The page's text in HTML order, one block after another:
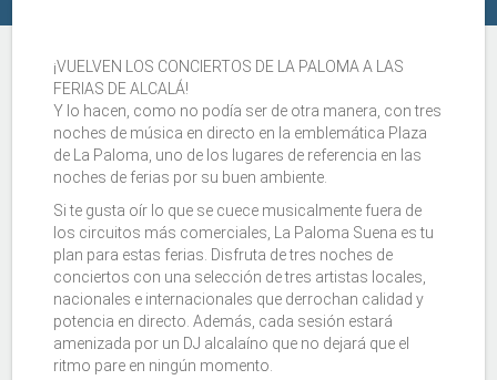
¡VUELVEN LOS CONCIERTOS DE LA PALOMA A LAS
FERIAS DE ALCALÁ!
Y lo hacen, como no podía ser de otra manera, con tres
noches de música en directo en la emblemática Plaza
de La Paloma, uno de los lugares de referencia en las
noches de ferias por su buen ambiente.
Si te gusta oír lo que se cuece musicalmente fuera de
los circuitos más comerciales, La Paloma Suena es tu
plan para estas ferias. Disfruta de tres noches de
conciertos con una selección de tres artistas locales,
nacionales e internacionales que derrochan calidad y
potencia en directo. Además, cada sesión estará
amenizada por un DJ alcalaíno que no dejará que el
ritmo pare en ningún momento.